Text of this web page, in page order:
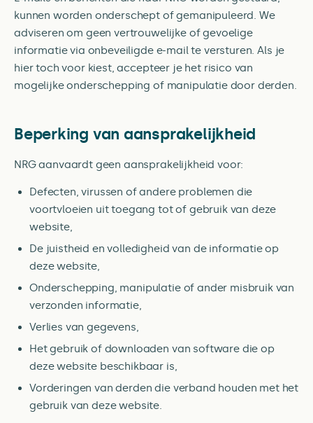
kunnen worden onderschept of gemanipuleerd. We
adviseren om geen vertrouwelijke of gevoelige
informatie via onbeveiligde e-mail te versturen. Als je
hier toch voor kiest, accepteer je het risico van
mogelijke onderschepping of manipulatie door derden.
Beperking van aansprakelijkheid
NRG aanvaardt geen aansprakelijkheid voor:
Defecten, virussen of andere problemen die
voortvloeien uit toegang tot of gebruik van deze
website,
De juistheid en volledigheid van de informatie op
deze website,
Onderschepping, manipulatie of ander misbruik van
verzonden informatie,
Verlies van gegevens,
Het gebruik of downloaden van software die op
deze website beschikbaar is,
Vorderingen van derden die verband houden met het
gebruik van deze website.